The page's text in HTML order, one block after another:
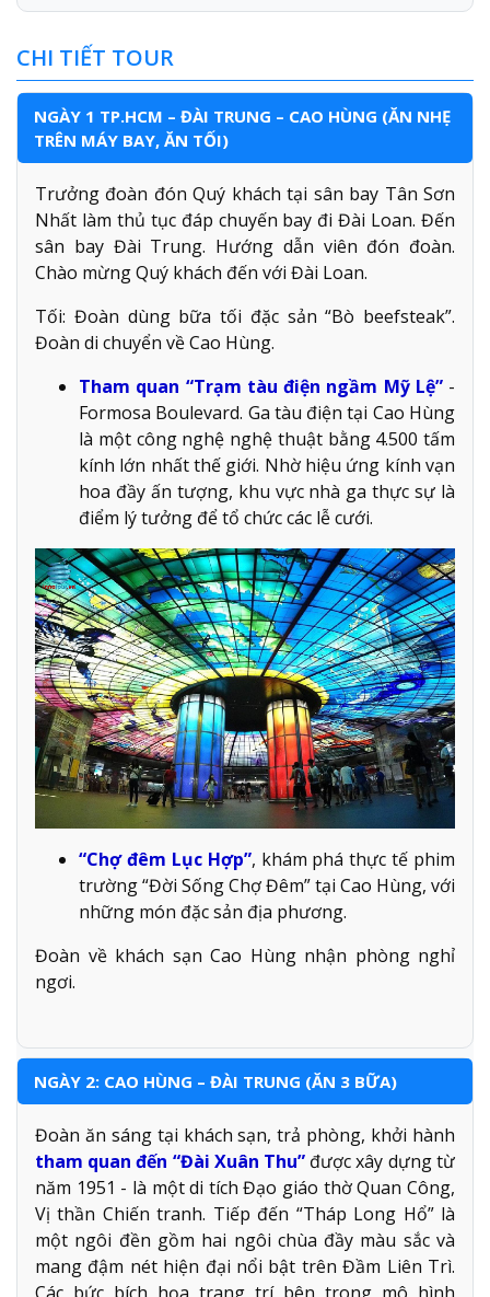
CHI TIẾT TOUR
NGÀY 1 TP.HCM – ĐÀI TRUNG – CAO HÙNG (ĂN NHẸ
TRÊN MÁY BAY, ĂN TỐI)
Trưởng đoàn đón Quý khách tại sân bay Tân Sơn
Nhất làm thủ tục đáp chuyến bay đi Đài Loan. Đến
sân bay Đài Trung. Hướng dẫn viên đón đoàn.
Chào mừng Quý khách đến với Đài Loan.
Tối: Đoàn dùng bữa tối đặc sản “Bò beefsteak”.
Đoàn di chuyển về Cao Hùng.
Tham quan “Trạm tàu điện ngầm Mỹ Lệ”-
Formosa Boulevard. Ga tàu điện tại Cao Hùng
là một công nghệ nghệ thuật bằng 4.500 tấm
kính lớn nhất thế giới. Nhờ hiệu ứng kính vạn
hoa đầy ấn tượng, khu vực nhà ga thực sự là
điểm lý tưởng để tổ chức các lễ cưới.
“Chợ đêm Lục Hợp”, khám phá thực tế phim
trường “Đời Sống Chợ Đêm” tại Cao Hùng, với
những món đặc sản địa phương.
Đoàn về khách sạn Cao Hùng nhận phòng nghỉ
ngơi.
NGÀY 2: CAO HÙNG – ĐÀI TRUNG (ĂN 3 BỮA)
Đoàn ăn sáng tại khách sạn, trả phòng, khởi hành
tham quan đến “Đài Xuân Thu” được xây dựng từ
năm 1951 - là một di tích Đạo giáo thờ Quan Công,
Vị thần Chiến tranh. Tiếp đến “Tháp Long Hổ” là
một ngôi đền gồm hai ngôi chùa đầy màu sắc và
mang đậm nét hiện đại nổi bật trên Đầm Liên Trì.